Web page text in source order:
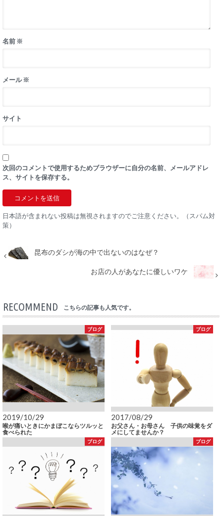
名前 ※
メール※
サイト
次回のコメントで使用するためブラウザーに自分の名前、メールアドレ
ス、サイトを保存する。
日本語が含まれない投稿は無視されますのでご注意ください。（スパム対
策）
昆布のダシが海の中で出ないのはなぜ？
お店の人があなたに優しいワケ
RECOMMEND こちらの記事も人気です。
ブログ
2019/10/29
喉が痛いときにかまぼこならツルッと
食べられた
ブログ
2017/08/29
お父さん・お母さん 子供の味覚をダ
メにしてませんか？
ブログ ブログ